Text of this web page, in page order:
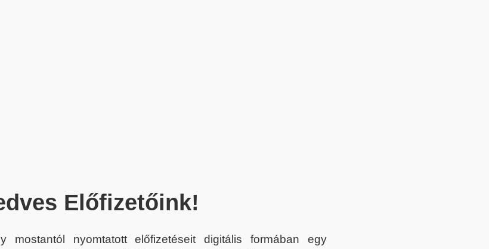
Előfizetőink!
mostantól nyomtatott előfizetéseit digitális formában egy